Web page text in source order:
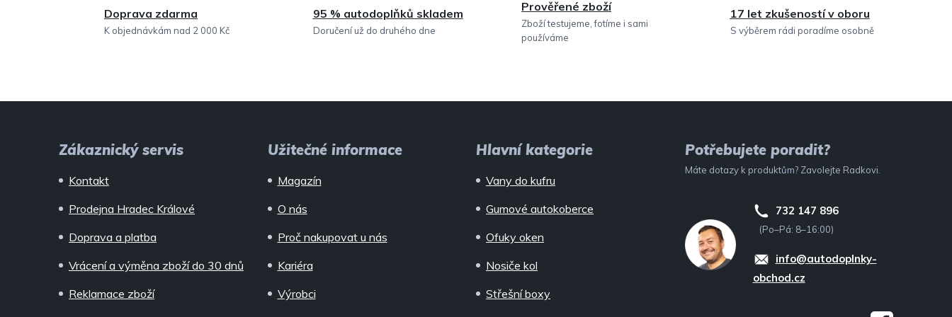
Doprava zdarma
K objednávkám nad 2 000 Kč
95 % autodoplňků skladem
Doručení už do druhého dne
Prověřené zboží
Zboží testujeme, fotíme i sami
používáme
17 let zkušeností v oboru
S výběrem rádi poradíme osobně
Zákaznický servis
Kontakt
Prodejna Hradec Králové
Doprava a platba
Vrácení a výměna zboží do 30 dnů
Reklamace zboží
Užitečné informace
Magazín
O nás
Proč nakupovat u nás
Kariéra
Výrobci
Hlavní kategorie
Vany do kufru
Gumové autokoberce
Ofuky oken
Nosiče kol
Střešní boxy
Potřebujete poradit?
Máte dotazy k produktům? Zavolejte Radkovi.
732 147 896
(Po–Pá: 8–16:00)
info@autodoplnky-
obchod.cz